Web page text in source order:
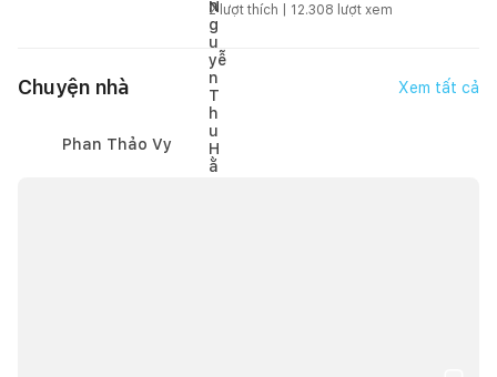
2lượt thích | 12.308 lượt xem
Chuyện nhà Xem tất cả
Phan Thảo Vy